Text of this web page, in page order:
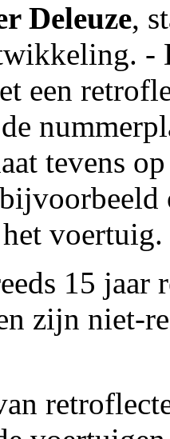
Deleuze,
-
een
tevens
voertuig.
15 jaar
zijn niet-